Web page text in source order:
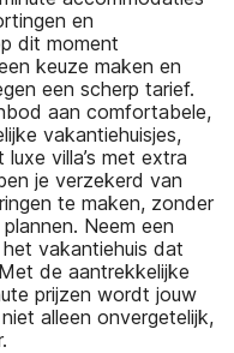
en
dit moment
keuze maken en
een scherp tarief.
aan comfortabele,
vakantiehuisjes,
villa’s met extra
je verzekerd van
te maken, zonder
Neem een
vakantiehuis dat
de aantrekkelijke
prijzen wordt jouw
alleen onvergetelijk,